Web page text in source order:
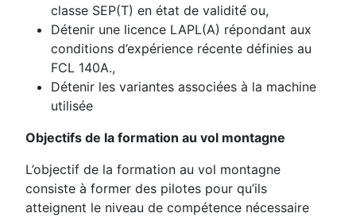
classe SEP(T) en état de validité́ ou,
Détenir une licence LAPL(A) répondant aux
conditions d’expérience récente définies au
FCL 140A.,
Détenir les variantes associées à la machine
utilisée
Objectifs de la formation au vol montagne
L’objectif de la formation au vol montagne
consiste à former des pilotes pour qu’ils
atteignent le niveau de compétence nécessaire